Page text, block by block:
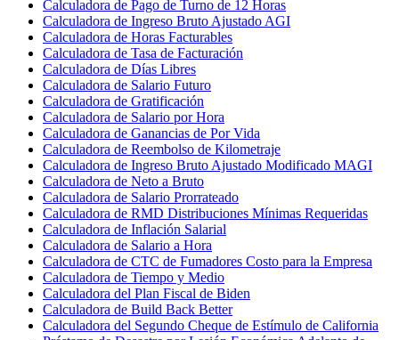
Calculadora de Pago de Turno de 12 Horas
Calculadora de Ingreso Bruto Ajustado AGI
Calculadora de Horas Facturables
Calculadora de Tasa de Facturación
Calculadora de Días Libres
Calculadora de Salario Futuro
Calculadora de Gratificación
Calculadora de Salario por Hora
Calculadora de Ganancias de Por Vida
Calculadora de Reembolso de Kilometraje
Calculadora de Ingreso Bruto Ajustado Modificado MAGI
Calculadora de Neto a Bruto
Calculadora de Salario Prorrateado
Calculadora de RMD Distribuciones Mínimas Requeridas
Calculadora de Inflación Salarial
Calculadora de Salario a Hora
Calculadora de CTC de Fumadores Costo para la Empresa
Calculadora de Tiempo y Medio
Calculadora del Plan Fiscal de Biden
Calculadora de Build Back Better
Calculadora del Segundo Cheque de Estímulo de California